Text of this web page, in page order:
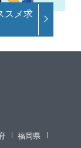
スメ求
福岡県